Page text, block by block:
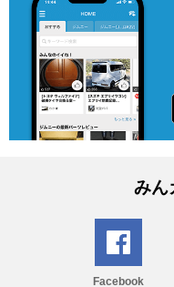
みん
Facebook